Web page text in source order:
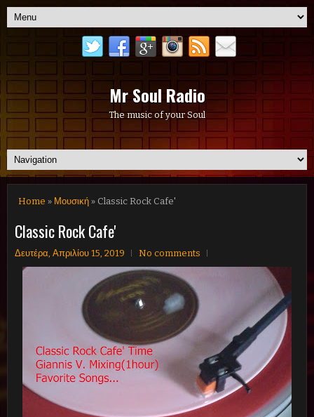
Mr Soul Radio
The music of your Soul
Home » Μουσική » Classic Rock Cafe'
Classic Rock Cafe'
Δευτέρα, Απριλίου 15, 2019 No comments